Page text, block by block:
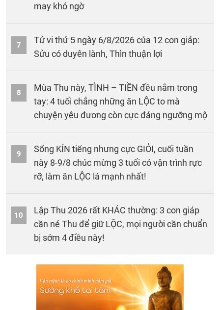
may khó ngờ
7
Tử vi thứ 5 ngày 6/8/2026 của 12 con giáp:
Sửu có duyên lành, Thìn thuận lợi
8
Mùa Thu này, TÌNH – TIỀN đều nắm trong
tay: 4 tuổi chẳng những ăn LỘC to mà
chuyện yêu đương còn cực đáng ngưỡng mộ
9
Sống KÍN tiếng nhưng cực GIỎI, cuối tuần
này 8-9/8 chúc mừng 3 tuổi có vận trình rực
rỡ, làm ăn LỘC lá mạnh nhất!
10
Lập Thu 2026 rất KHÁC thường: 3 con giáp
cần né Thu để giữ LỘC, mọi người cần chuẩn
bị sớm 4 điều này!